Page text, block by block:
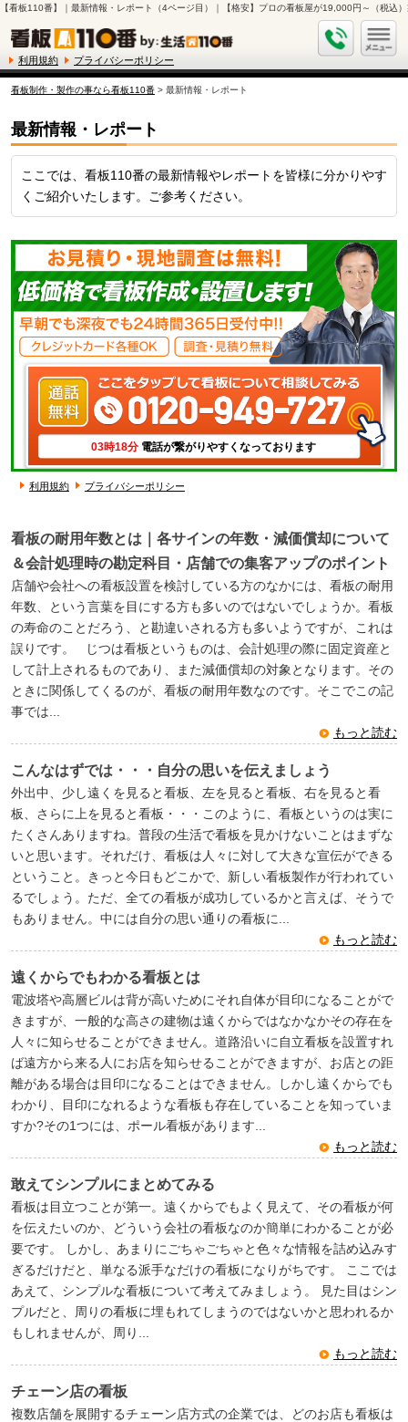
【看板110番】｜最新情報・レポート（4ページ目）｜【格安】プロの看板屋が19,000円～（税込
利用規約 プライバシーポリシー
看板制作・製作の事なら看板110番> 最新情報・レポート
最新情報・レポート
ここでは、看板110番の最新情報やレポートを皆様に分かりやす
くご紹介いたします。ご参考ください。
03時18分 電話が繋がりやすくなっております
利用規約 プライバシーポリシー
看板の耐用年数とは｜各サインの年数・減価償却について
＆会計処理時の勘定科目・店舗での集客アップのポイント
店舗や会社への看板設置を検討している方のなかには、看板の耐用
年数、という言葉を目にする方も多いのではないでしょうか。看板
の寿命のことだろう、と勘違いされる方も多いようですが、これは
誤りです。 じつは看板というものは、会計処理の際に固定資産と
して計上されるものであり、また減価償却の対象となります。その
ときに関係してくるのが、看板の耐用年数なのです。そこでこの記
事では...
もっと読む
こんなはずでは・・・自分の思いを伝えましょう
外出中、少し遠くを見ると看板、左を見ると看板、右を見ると看
板、さらに上を見ると看板・・・このように、看板というのは実に
たくさんありますね。普段の生活で看板を見かけないことはまずな
いと思います。それだけ、看板は人々に対して大きな宣伝ができる
ということ。きっと今日もどこかで、新しい看板製作が行われてい
るでしょう。ただ、全ての看板が成功しているかと言えば、そうで
もありません。中には自分の思い通りの看板に...
もっと読む
遠くからでもわかる看板とは
電波塔や高層ビルは背が高いためにそれ自体が目印になることがで
きますが、一般的な高さの建物は遠くからではなかなかその存在を
人々に知らせることができません。道路沿いに自立看板を設置すれ
ば遠方から来る人にお店を知らせることができますが、お店との距
離がある場合は目印になることはできません。しかし遠くからでも
わかり、目印になれるような看板も存在していることを知っていま
すか?その1つには、ポール看板があります...
もっと読む
敢えてシンプルにまとめてみる
看板は目立つことが第一。遠くからでもよく見えて、その看板が何
を伝えたいのか、どういう会社の看板なのか簡単にわかることが必
要です。 しかし、あまりにごちゃごちゃと色々な情報を詰め込みす
ぎるだけだと、単なる派手なだけの看板になりがちです。 ここでは
あえて、シンプルな看板について考えてみましょう。 見た目はシン
プルだと、周りの看板に埋もれてしまうのではないかと思われるか
もしれませんが、周り...
もっと読む
チェーン店の看板
複数店舗を展開するチェーン店方式の企業では、どのお店も看板は